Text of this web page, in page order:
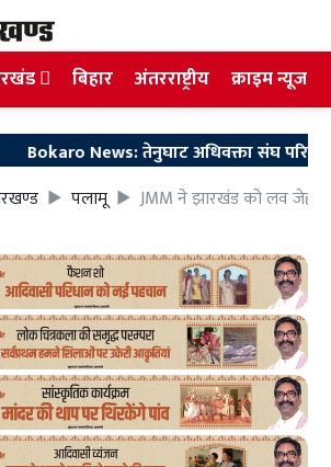
बिहार अंतरराष्ट्रीय क्राइम न्यूज
News: तेनुघाट अधिवक्ता संघ परिसर में गुरु
पलामू JMM ने झारखंड को लव